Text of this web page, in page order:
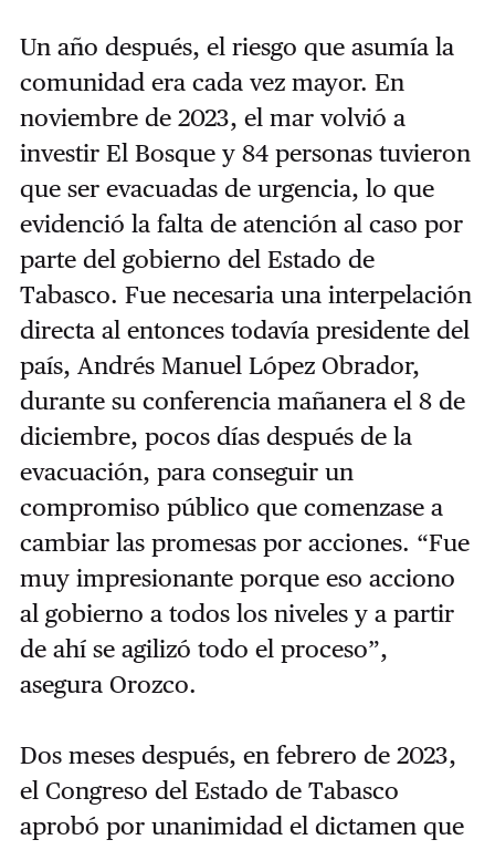
Un año después, el riesgo que asumía la
comunidad era cada vez mayor. En
noviembre de 2023, el mar volvió a
investir El Bosque y 84 personas tuvieron
que ser evacuadas de urgencia, lo que
evidenció la falta de atención al caso por
parte del gobierno del Estado de
Tabasco. Fue necesaria una interpelación
directa al entonces todavía presidente del
país, Andrés Manuel López Obrador,
durante su conferencia mañanera el 8 de
diciembre, pocos días después de la
evacuación, para conseguir un
compromiso público que comenzase a
cambiar las promesas por acciones. “Fue
muy impresionante porque eso acciono
al gobierno a todos los niveles y a partir
de ahí se agilizó todo el proceso”,
asegura Orozco.
Dos meses después, en febrero de 2023,
el Congreso del Estado de Tabasco
aprobó por unanimidad el dictamen que